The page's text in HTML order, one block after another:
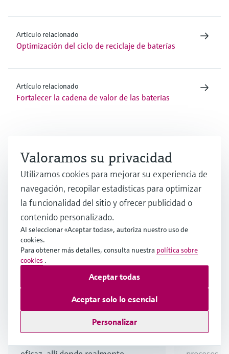
Artículo relacionado
Optimización del ciclo de reciclaje de baterías
Artículo relacionado
Fortalecer la cadena de valor de las baterías
Continuar leyendo
Artículo
Maximice la eficiencia de su
proceso de producción de
baterías
Artículo
Utilice
su
Valoramos su privacidad
Utilizamos cookies para mejorar su experiencia de
navegación, recopilar estadísticas para optimizar
la funcionalidad del sitio y ofrecer publicidad o
contenido personalizado.
Al seleccionar «Aceptar todas», autoriza nuestro uso de
cookies.
Para obtener más detalles, consulta nuestra política sobre
cookies .
Personalizar
Aceptar solo lo esencial
Aceptar todas